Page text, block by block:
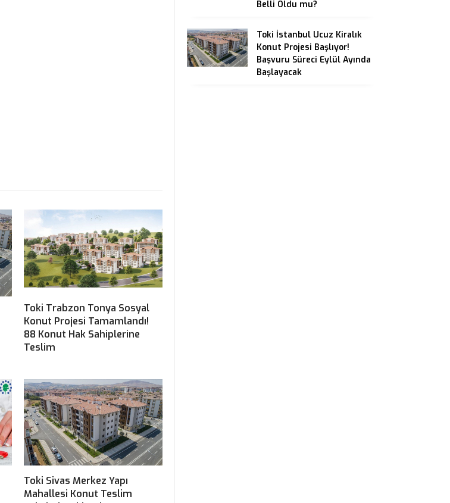
Toki Trabzon Tonya Sosyal
Konut Projesi Tamamlandı!
88 Konut Hak Sahiplerine
Teslim
Toki Sivas Merkez Yapı
Mahallesi Konut Teslim
Belli Oldu mu?
Toki İstanbul Ucuz Kiralık
Konut Projesi Başlıyor!
Başvuru Süreci Eylül Ayında
Başlayacak